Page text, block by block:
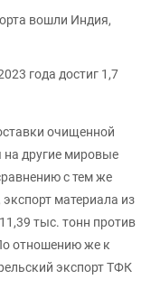
вошли Индия,
года достиг 1,7
очищенной
на другие мировые
с тем же
материала из
тыс. тонн против
отношению же к
экспорт ТФК